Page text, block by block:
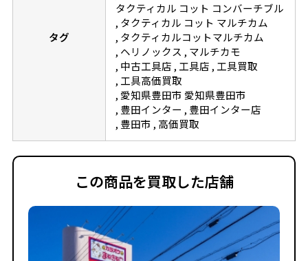
タグ
タクティカル コット コンバーチブル
タクティカル コット マルチカム
タクティカルコットマルチカム
ヘリノックス
マルチカモ
中古工具店 工具店 工具買取
工具高価買取
愛知県豊田市 愛知県豊田市
豊田インター
豊田インター店
豊田市 高価買取
この商品を買取した店舗